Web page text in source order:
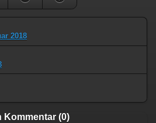
2018
Kommentar (0)